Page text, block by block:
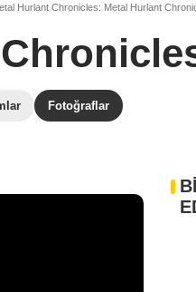
Hurlant Chronicles: Metal Hurlant
Fotoğraflar